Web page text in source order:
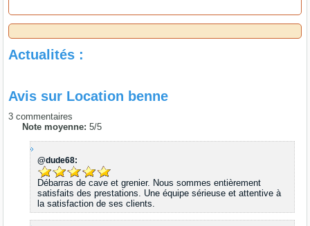
Actualités :
Avis sur Location benne
3 commentaires
Note moyenne:5/5
@dude68:
Débarras de cave et grenier. Nous sommes entièrement
satisfaits des prestations. Une équipe sérieuse et attentive à
la satisfaction de ses clients.